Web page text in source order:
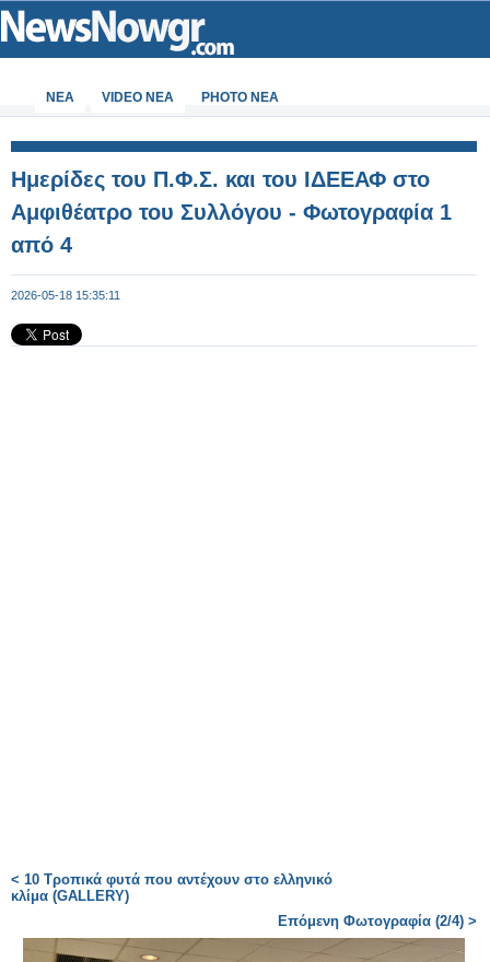
ΝΕΑ VIDEO NEA PHOTO NEA
Ημερίδες του Π.Φ.Σ. και του ΙΔΕΕΑΦ στο
Αμφιθέατρο του Συλλόγου - Φωτογραφία 1
από 4
2026-05-18 15:35:11
< 10 Τροπικά φυτά που αντέχουν στο ελληνικό
κλίμα (GALLERY)
Επόμενη Φωτογραφία (2/4) >